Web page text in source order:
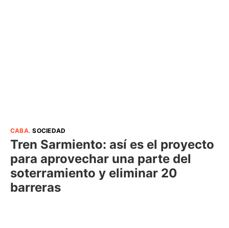
CABA.SOCIEDAD
Tren Sarmiento: así es el proyecto
para aprovechar una parte del
soterramiento y eliminar 20
barreras